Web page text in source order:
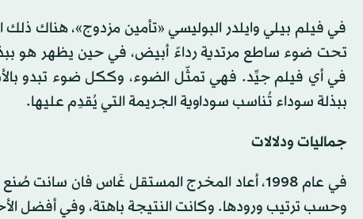
في فيلم بيلي وايلدر البوليسي «تأمين مزدوج»، هناك
تحت ضوء ساطع مرتدية رداءً أبيض، في حين يظهر هو
في أي فيلم جيِّد. فهي تمثّل الضوء، وككل ضوء تبدو
ببذلة سوداء تُناسب سوداوية الجريمة التي يُقدِم عليها.
جماليات ودلالات
في عام 1998، أعاد المخرج المستقل غَاس فان
وحسب ترتيب ورودها. وكانت النتيجة باهتة، وفي أفضل